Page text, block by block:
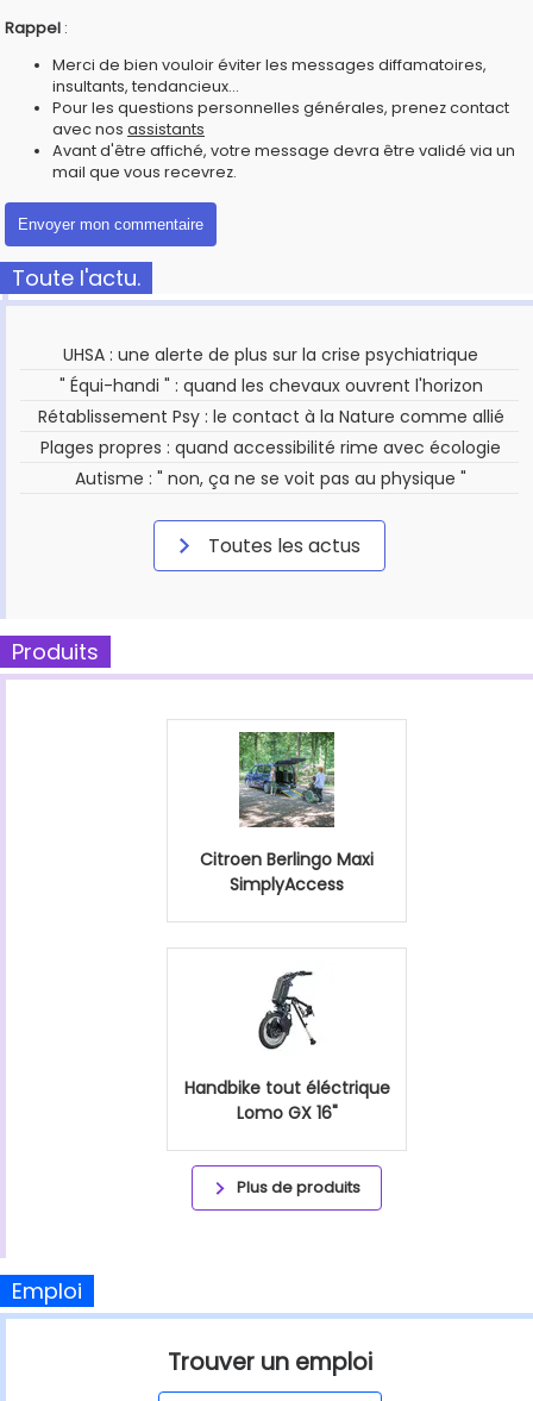
Rappel :
Merci de bien vouloir éviter les messages diffamatoires,
insultants, tendancieux...
Pour les questions personnelles générales, prenez contact
avec nos assistants
Avant d'être affiché, votre message devra être validé via un
mail que vous recevrez.
Toute l'actu.
UHSA : une alerte de plus sur la crise psychiatrique
" Équi-handi " : quand les chevaux ouvrent l'horizon
Rétablissement Psy : le contact à la Nature comme allié
Plages propres : quand accessibilité rime avec écologie
Autisme : " non, ça ne se voit pas au physique "
Toutes les actus
Produits
Citroen Berlingo Maxi
SimplyAccess
Handbike tout éléctrique
Lomo GX 16"
Plus de produits
Emploi
Trouver un emploi